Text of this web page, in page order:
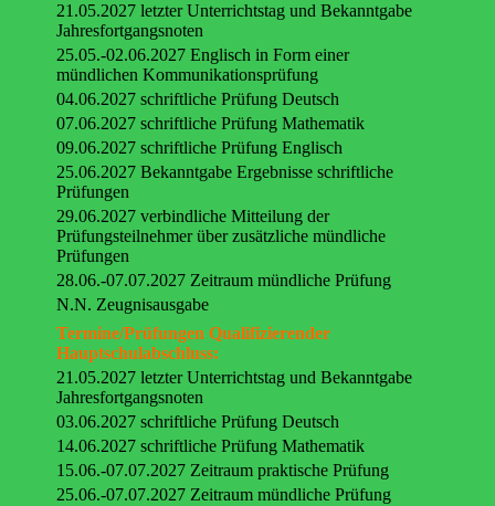
21.05.2027 letzter Unterrichtstag und Bekanntgabe
Jahresfortgangsnoten
25.05.-02.06.2027 Englisch in Form einer
mündlichen Kommunikationsprüfung
04.06.2027 schriftliche Prüfung Deutsch
07.06.2027 schriftliche Prüfung Mathematik
09.06.2027 schriftliche Prüfung Englisch
25.06.2027 Bekanntgabe Ergebnisse schriftliche
Prüfungen
29.06.2027 verbindliche Mitteilung der
Prüfungsteilnehmer über zusätzliche mündliche
Prüfungen
28.06.-07.07.2027 Zeitraum mündliche Prüfung
N.N. Zeugnisausgabe
Termine/Prüfungen Qualifizierender
Hauptschulabschluss:
21.05.2027 letzter Unterrichtstag und Bekanntgabe
Jahresfortgangsnoten
03.06.2027 schriftliche Prüfung Deutsch
14.06.2027 schriftliche Prüfung Mathematik
15.06.-07.07.2027 Zeitraum praktische Prüfung
25.06.-07.07.2027 Zeitraum mündliche Prüfung